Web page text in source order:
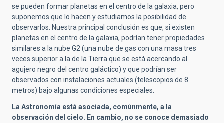
se pueden formar planetas en el centro de la galaxia, pero
suponemos que lo hacen y estudiamos la posibilidad de
observarlos. Nuestra principal conclusión es que, si existen
planetas en el centro de la galaxia, podrían tener propiedades
similares a la nube G2 (una nube de gas con una masa tres
veces superior a la de la Tierra que se está acercando al
agujero negro del centro galáctico) y que podrían ser
observados con instalaciones actuales (telescopios de 8
metros) bajo algunas condiciones especiales.
La Astronomía está asociada, comúnmente, a la
observación del cielo. En cambio, no se conoce demasiado